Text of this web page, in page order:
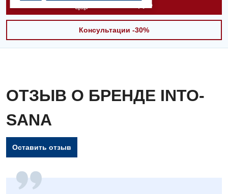
Мероприятия БПР
Диагностика
Вызвать скорую
Консультации -30%
ОТЗЫВ О БРЕНДЕ INTO-
SANA
Оставить отзыв